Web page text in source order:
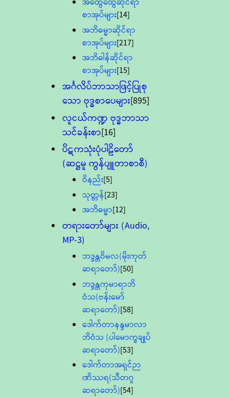
စာအုပ်များ[14]
အဘိဓမ္မာဆိုင်ရာ
စာအုပ်များ[217]
အဘိဓါန်ဆိုင်ရာ
စာအုပ်များ[15]
အင်္ဂလိပ်ဘာသာဖြင့်ပြုစု
သော ဗုဒ္ဓစာပေများ[895]
လူငယ်ကဏ္ဍ ဗုဒ္ဓဘာသာ
သင်ခန်းစာ[16]
ပိဋကသုံးပုံပါဠိတော်
(ဆဋ္ဌမူ ကွန်ပျူတာစာစီ)
ဝိနည်း[5]
သုတ္တန်[23]
အဘိဓမ္မာ[12]
တရားတော်များ (Audio,
MP-3)
ဘဒ္ဒန္တဝိမလ(မိုးကုတ်
ဆရာတော်)[50]
ဘဒ္ဒန္တကုမာရာဘိ
ဝံသ(ဗန်းမော်
ဆရာတော်)[58]
ဒေါက်တာနန္ဒမာလာ
ဘိဝံသ (ပါမောက္ခချုပ်
ဆရာတော်)[53]
ဒေါက်တာအရှင်ဉာ
ဏိဿရ(သီတဂူ
ဆရာတော်)[54]